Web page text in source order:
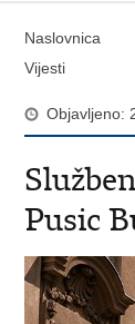
Naslovnica
Vijesti
Objavljeno:
Pusic